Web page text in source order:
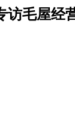
访毛屋